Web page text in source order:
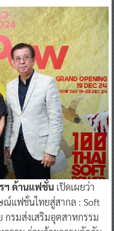
ฯ ด้านแฟชั่นเปิดเผยว่า
ณ์แฟชั่นไทยสู่สากล : Soft
กรมส่งเสริมอุตสาหกรรม